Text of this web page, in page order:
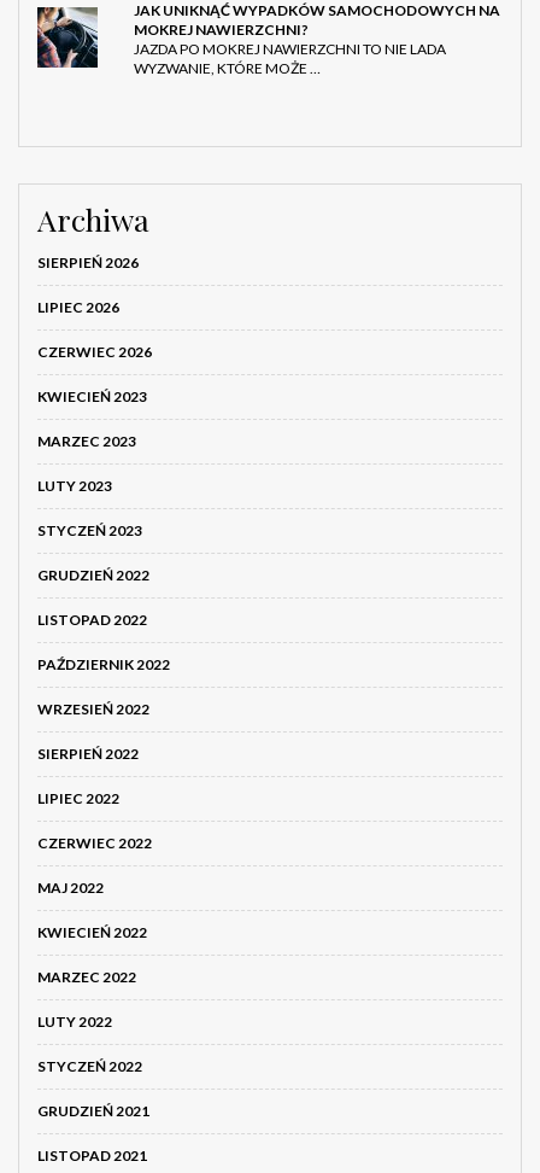
JAK UNIKNĄĆ WYPADKÓW SAMOCHODOWYCH NA
MOKREJ NAWIERZCHNI?
JAZDA PO MOKREJ NAWIERZCHNI TO NIE LADA
WYZWANIE, KTÓRE MOŻE …
Archiwa
SIERPIEŃ 2026
LIPIEC 2026
CZERWIEC 2026
KWIECIEŃ 2023
MARZEC 2023
LUTY 2023
STYCZEŃ 2023
GRUDZIEŃ 2022
LISTOPAD 2022
PAŹDZIERNIK 2022
WRZESIEŃ 2022
SIERPIEŃ 2022
LIPIEC 2022
CZERWIEC 2022
MAJ 2022
KWIECIEŃ 2022
MARZEC 2022
LUTY 2022
STYCZEŃ 2022
GRUDZIEŃ 2021
LISTOPAD 2021